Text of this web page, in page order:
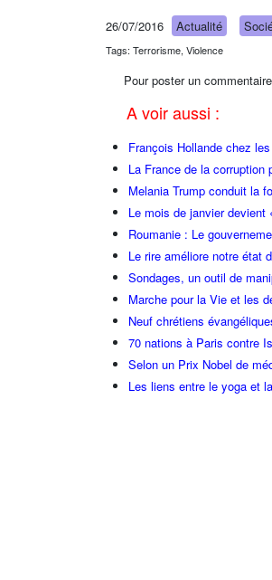
26/07/2016 Actualité
Tags: Terrorisme, Violence
Pour poster un
A voir aussi :
François Hollande chez
La France de la
Melania Trump conduit la
Le mois de janvier
Roumanie : Le
Le rire améliore notre état
Sondages, un outil de
Marche pour la Vie et les
Neuf chrétiens
70 nations à Paris contre
Selon un Prix Nobel de
Les liens entre le yoga et